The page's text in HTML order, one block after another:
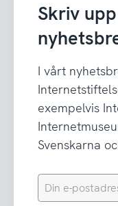
Skriv
I vårt
exempelvis
Svenskarna
Din
e-